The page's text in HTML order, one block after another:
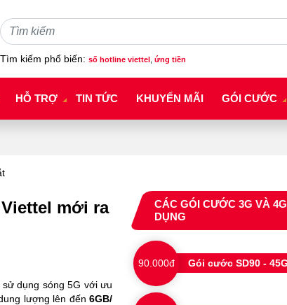
Tìm kiếm phổ biến: số hotline viettel ứng tiền
HỖ TRỢ TIN TỨC KHUYẾN MÃI GÓI CƯỚC
mới ra
dụng sóng 5G với ưu
lượng lên đến6GB/
CÁC GÓI CƯỚC 3G VÀ
DỤNG
90.000đ Gói cước SD90 -